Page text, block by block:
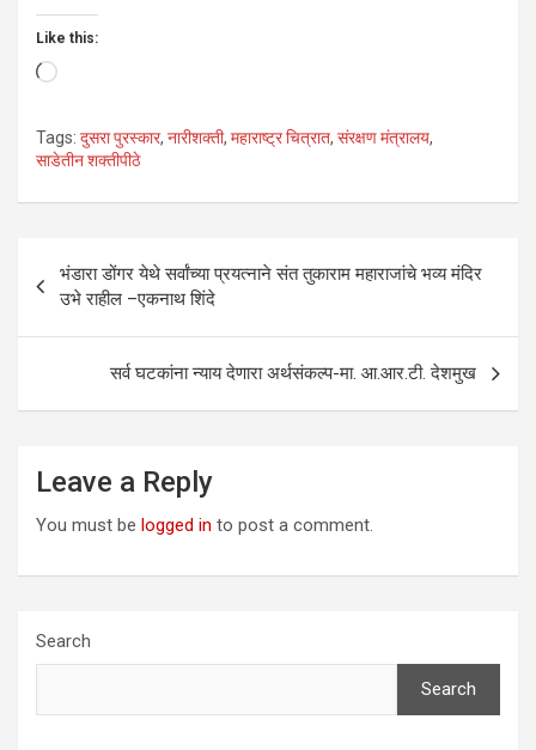
Like this:
Loading…
Tags: दुसरा पुरस्कार, नारीशक्ती, महाराष्ट्र चित्रात, संरक्षण मंत्रालय,
साडेतीन शक्तीपीठे
Post
navigation
भंडारा डोंगर येथे सर्वांच्या प्रयत्नाने संत तुकाराम महाराजांचे भव्य मंदिर
उभे राहील –एकनाथ शिंदे
सर्व घटकांना न्याय देणारा अर्थसंकल्प-मा. आ.आर.टी. देशमुख
Leave a Reply
You must be logged in to post a comment.
Search
Search